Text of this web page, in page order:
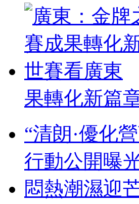
果轉化新篇
“清朗·優化
行動公開曝
悶熱潮濕迎